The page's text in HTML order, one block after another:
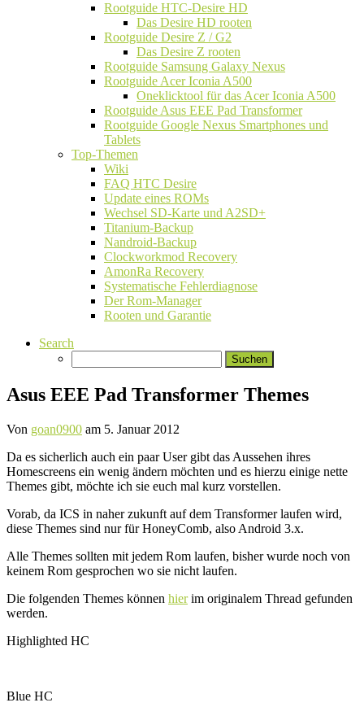
Rootguide HTC-Desire HD
Das Desire HD rooten
Rootguide Desire Z / G2
Das Desire Z rooten
Rootguide Samsung Galaxy Nexus
Rootguide Acer Iconia A500
Oneklicktool für das Acer Iconia A500
Rootguide Asus EEE Pad Transformer
Rootguide Google Nexus Smartphones und
Tablets
Top-Themen
Wiki
FAQ HTC Desire
Update eines ROMs
Wechsel SD-Karte und A2SD+
Titanium-Backup
Nandroid-Backup
Clockworkmod Recovery
AmonRa Recovery
Systematische Fehlerdiagnose
Der Rom-Manager
Rooten und Garantie
Search
nach:
Asus EEE Pad Transformer Themes
Von goan0900 am 5. Januar 2012
Da es sicherlich auch ein paar User gibt das Aussehen ihres
Homescreens ein wenig ändern möchten und es hierzu einige nette
Themes gibt, möchte ich sie euch mal kurz vorstellen.
Vorab, da ICS in naher zukunft auf dem Transformer laufen wird,
diese Themes sind nur für HoneyComb, also Android 3.x.
Alle Themes sollten mit jedem Rom laufen, bisher wurde noch von
keinem Rom gesprochen wo sie nicht laufen.
Die folgenden Themes können hierim originalem Thread gefunden
werden.
Highlighted HC
Blue HC